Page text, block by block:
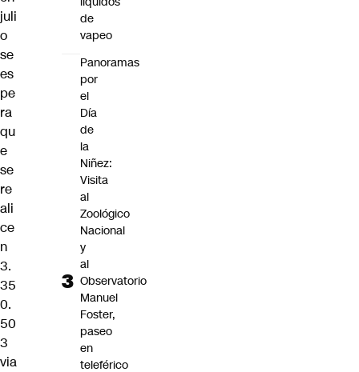
juli
o
se
es
pe
ra
qu
e
se
re
ali
ce
n
3.
35
0.
50
3
via
de
vapeo
Panoramas
por
el
Día
de
la
Niñez:
Visita
al
Zoológico
Nacional
y
al
Observatorio
Manuel
Foster,
paseo
en
teleférico